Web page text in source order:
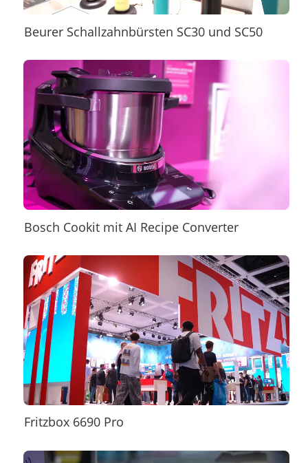
Beurer Schallzahnbürsten SC30 und SC50
Bosch Cookit mit AI Recipe Converter
Fritzbox 6690 Pro